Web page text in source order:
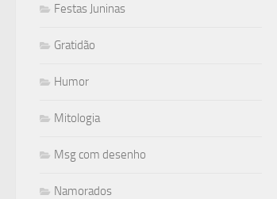
Festas Juninas
Gratidão
Humor
Mitologia
Msg com desenho
Namorados